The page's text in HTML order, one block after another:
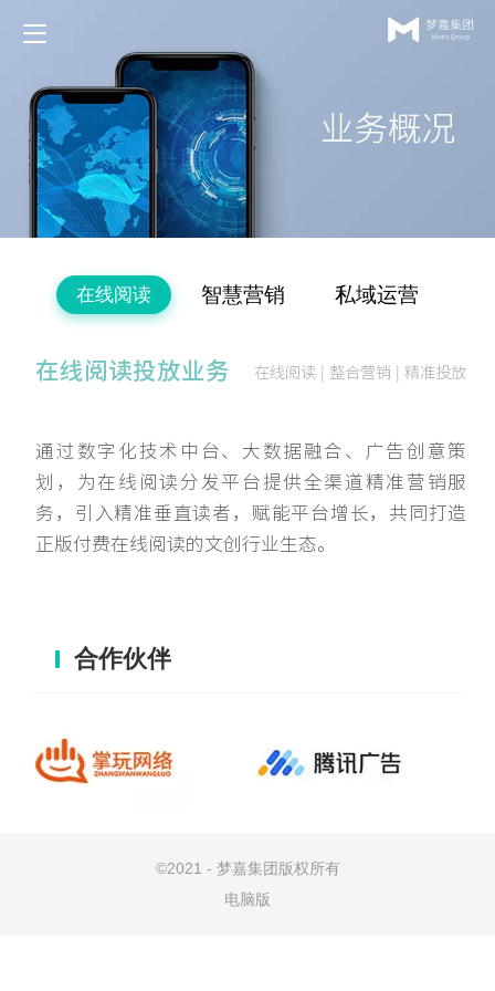
在线阅读 智慧营销 私域运营
在线阅读 | 整合营销 | 精准投放
通过数字化技术中台、大数据融合、广告创意策
划，为在线阅读分发平台提供全渠道精准营销服
务，引入精准垂直读者，赋能平台增长，共同打造
正版付费在线阅读的文创行业生态。
在线阅读投放业务
合作伙伴
©2021 - 梦嘉集团版权所有
电脑版